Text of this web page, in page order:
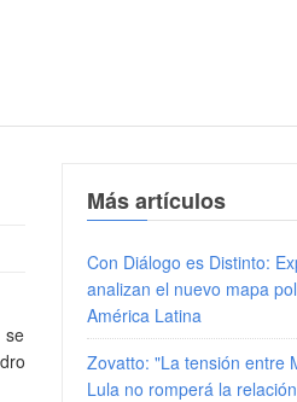
Más artículos
Con Diálogo es Distinto:
analizan el nuevo mapa
América Latina
Zovatto: "La tensión entre
Lula no romperá la relación